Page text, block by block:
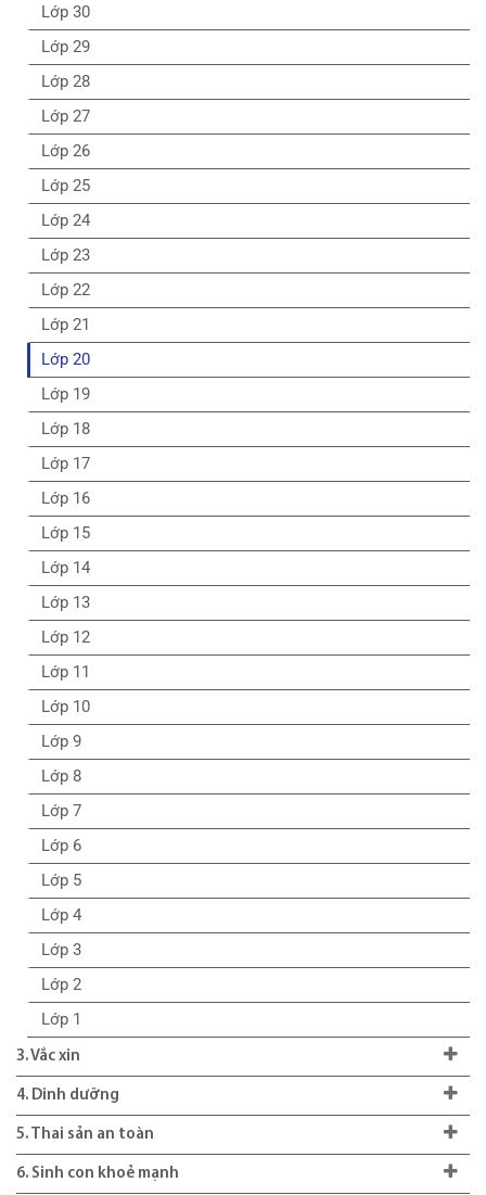
Lớp 30
Lớp 29
Lớp 28
Lớp 27
Lớp 26
Lớp 25
Lớp 24
Lớp 23
Lớp 22
Lớp 21
Lớp 20
Lớp 19
Lớp 18
Lớp 17
Lớp 16
Lớp 15
Lớp 14
Lớp 13
Lớp 12
Lớp 11
Lớp 10
Lớp 9
Lớp 8
Lớp 7
Lớp 6
Lớp 5
Lớp 4
Lớp 3
Lớp 2
Lớp 1
3. Vắc xin
4. Dinh dưỡng
5. Thai sản an toàn
6. Sinh con khoẻ mạnh